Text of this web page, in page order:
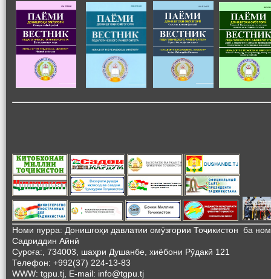
Номи пурра: Донишгоҳи давлатии омӯзгории Тоҷикистон ба
Садриддин Айнӣ
Суроға:, 734003, шаҳри Душанбе, хиёбони Рӯдакӣ 121
Телефон: +992(37) 224-13-83
WWW: tgpu.tj, E-mail: info@tgpu.tj